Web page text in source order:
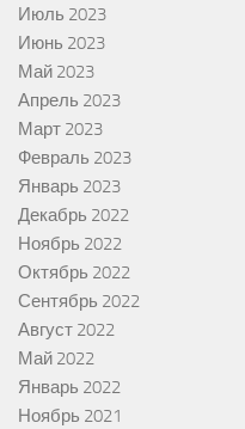
Июль 2023
Июнь 2023
Май 2023
Апрель 2023
Март 2023
Февраль 2023
Январь 2023
Декабрь 2022
Ноябрь 2022
Октябрь 2022
Сентябрь 2022
Август 2022
Май 2022
Январь 2022
Ноябрь 2021